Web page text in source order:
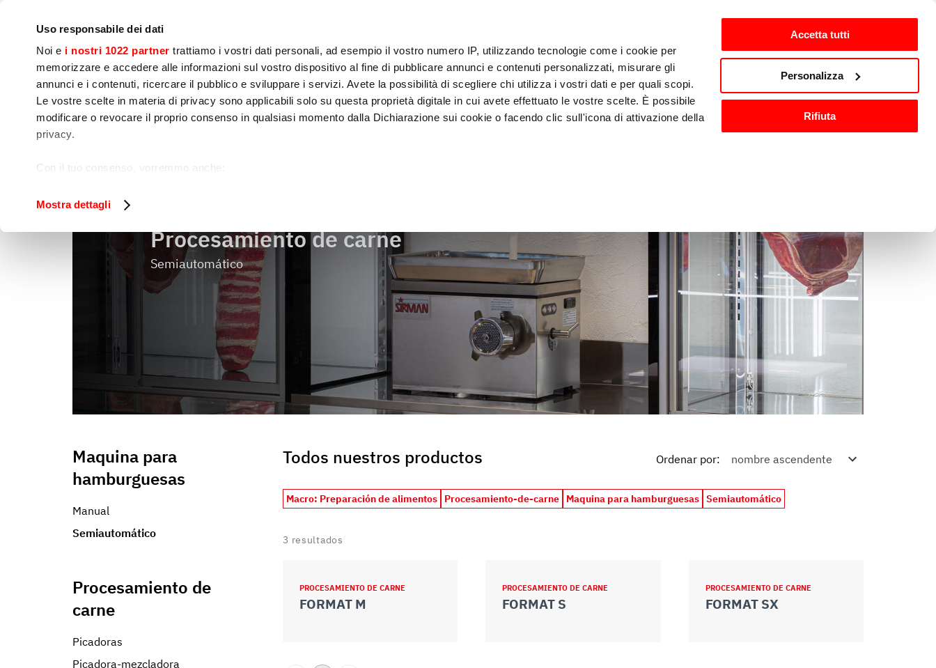
Uso responsabile dei dati
Noi e i nostri 1022 partner trattiamo i vostri dati personali, ad esempio il vostro numero IP, utilizzando tecnologie come i cookie per
memorizzare e accedere alle informazioni sul vostro dispositivo al fine di pubblicare annunci e contenuti personalizzati, misurare gli
annunci e i contenuti, ricercare il pubblico e sviluppare i servizi. Avete la possibilità di scegliere chi utilizza i vostri dati e per quali scopi.
Le vostre scelte in materia di privacy sono applicabili solo su questa proprietà digitale in cui avete effettuato le vostre scelte. È possibile
modificare o revocare il proprio consenso in qualsiasi momento dalla Dichiarazione sui cookie o facendo clic sull'icona di attivazione della
privacy.
Con il tuo consenso, vorremmo anche:
Identificare il tuo dispositivo, scansionandolo attivamente alla ricerca di caratteristiche specifiche (impronte digitali).
tuo consenso in qualsiasi momento dalla Dichiarazione sui cookie.
Utilizziamo i cookie per garantire che l’utente possa usufruire del servizio richiesto, per personalizzare contenuti ed annunci, per fornire
funzionalità dei social media e per analizzare il nostro traffico. Condividiamo inoltre informazioni sul modo in cui l’utente utilizza il nostro
sito con i nostri partner che si occupano di analisi dei dati web, pubblicità e social media, i quali potrebbero combinarle con altre
informazioni che ha fornito loro o che hanno raccolto dal suo utilizzo dei loro servizi.
Mostra dettagli
Accetta tutti
Personalizza
Rifiuta
Clientes es-ES
Cocinado
Preparación de
Alimentos
Envasado Abatidores
Exposición y
Venta
Lavado y
desinfección
Equipamiento y accesorios
de cocina
Procesamiento de carne
Semiautomático
Maquina para
hamburguesas
Manual
Semiautomático
Procesamiento de
carne
Picadoras
Picadora-mezcladora
Todos nuestros productos Ordenar por:
Macro: Preparación de alimentos Procesamiento-de-carne Maquina para hamburguesas Semiautomático
3 resultados
PROCESAMIENTO DE CARNE
FORMAT M
PROCESAMIENTO DE CARNE
FORMAT S
PROCESAMIENTO DE CARNE
FORMAT SX